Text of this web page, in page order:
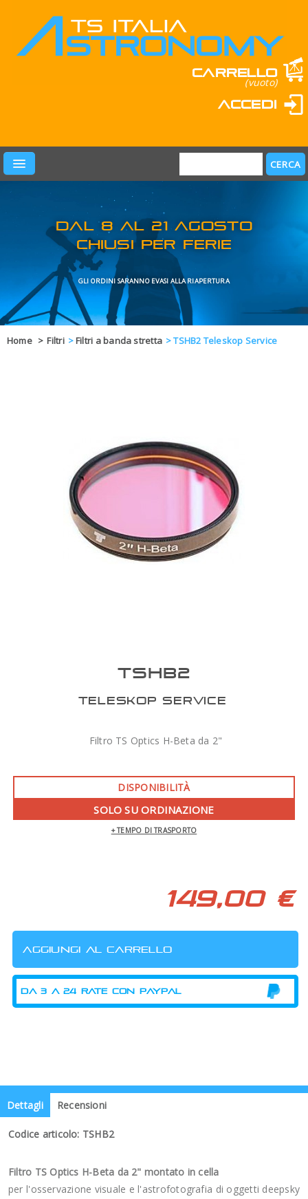
Carrello
(vuoto)
Accedi
PRODOTTI
LEARN & FUN
MARCHI
OFFERTE
GLI ORDINI SARANNO EVASI
Home > Filtri >Filtri a banda stretta >TSHB2 Teleskop Service
TSHB2
TELESKOP SERVICE
Filtro TS Optics H-Beta da 2"
DISPONIBILITÀ
SOLO SU ORDINAZIONE
+ TEMPO DI TRASPORTO
149,00 €
Dettagli Recensioni
Codice articolo: TSHB2
Filtro TS Optics H-Beta da 2" montato in cella
per l'osservazione visuale e l'astrofotografia di oggetti deepsky